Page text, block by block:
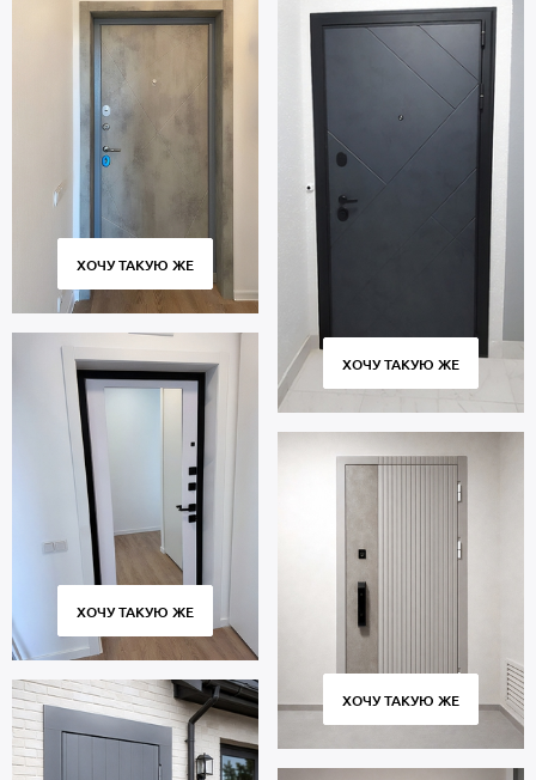
ХОЧУ ТАКУЮ ЖЕ
ХОЧУ ТАКУЮ ЖЕ
ХОЧУ ТАКУЮ ЖЕ
ХОЧУ ТАКУЮ ЖЕ